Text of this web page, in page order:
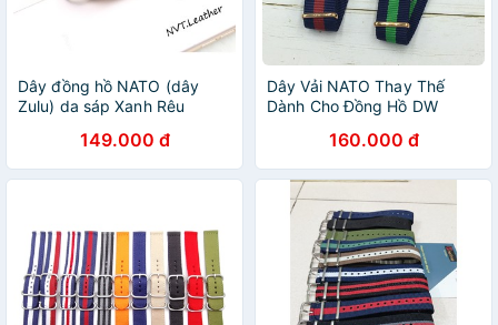
Dây đồng hồ NATO (dây
Zulu) da sáp Xanh Rêu
149.000 đ
Dây Vải NATO Thay Thế
Dành Cho Đồng Hồ DW
160.000 đ